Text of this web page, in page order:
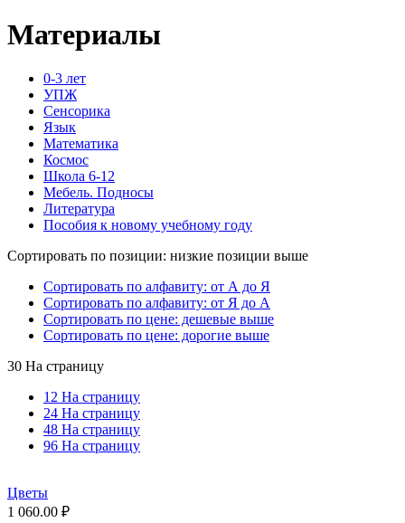
Материалы
0-3 лет
УПЖ
Сенсорика
Язык
Математика
Космос
Школа 6-12
Мебель. Подносы
Литература
Пособия к новому учебному году
Сортировать по позиции: низкие позиции выше
Сортировать по алфавиту: от А до Я
Сортировать по алфавиту: от Я до А
Сортировать по цене: дешевые выше
Сортировать по цене: дорогие выше
30 На страницу
12 На страницу
24 На страницу
48 На страницу
96 На страницу
Цветы
1 060.00 ₽